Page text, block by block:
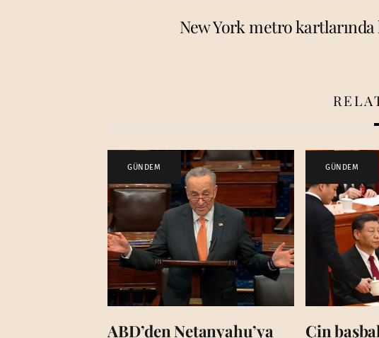
New York metro
GÜNDEM
ABD’den Netanyahu’ya
GÜNDEM
Çin